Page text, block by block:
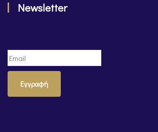
Newsletter
Εγγραφή